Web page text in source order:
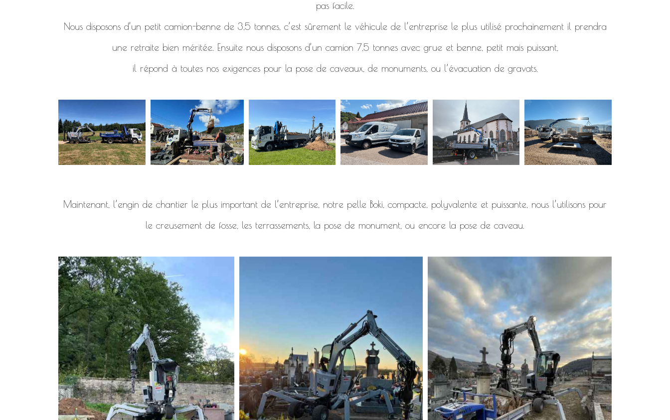
pas facile.
Nous disposons d’un petit camion-benne de 3,5 tonnes, c’est sûrement le véhicule de l’entreprise le plus utilisé prochainement il prendra
une retraite bien méritée. Ensuite nous disposons d’un camion 7,5 tonnes avec grue et benne, petit mais puissant,
il répond à toutes nos exigences pour la pose de caveaux, de monuments, ou l’évacuation de gravats.
Maintenant, l’engin de chantier le plus important de l’entreprise, notre pelle Boki, compacte, polyvalente et puissante, nous l’utilisons pour
le creusement de fosse, les terrassements, la pose de monument, ou encore la pose de caveau.